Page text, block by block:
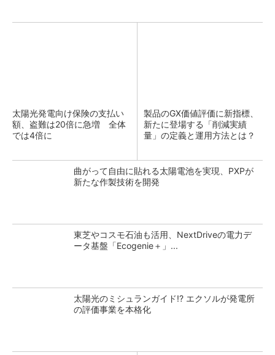
太陽光発電向け保険の支払い
額、盗難は20倍に急増 全体
では4倍に
製品のGX価値評価に新指標、
新たに登場する「削減実績
量」の定義と運用方法とは？
曲がって自由に貼れる太陽電池を実現、PXPが
新たな作製技術を開発
東芝やコスモ石油も活用、NextDriveの電力デ
ータ基盤「Ecogenie＋」...
太陽光のミシュランガイド!? エクソルが発電所
の評価事業を本格化